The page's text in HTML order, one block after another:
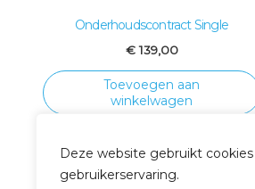
Deze website gebruikt
gebruikerservaring.
Onderhoudscontract Single
€139,00
Toevoegen aan
winkelwagen